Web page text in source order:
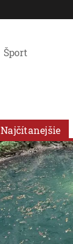
Šport
Najčítanejšie